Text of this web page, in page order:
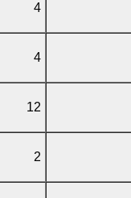
4
4
12
2